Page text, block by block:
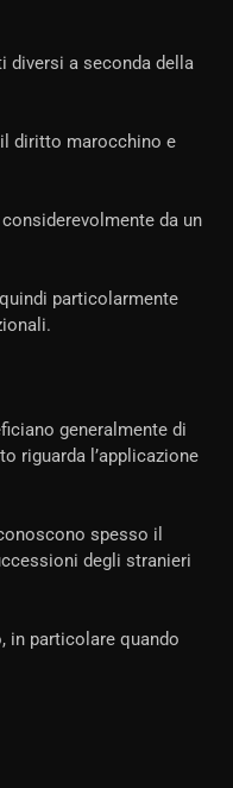
diversi a seconda della
diritto marocchino e
da un
particolarmente
generalmente di
riguarda l’applicazione
spesso il
degli stranieri
in particolare quando